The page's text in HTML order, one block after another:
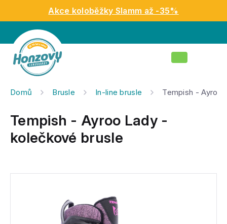
obsah
Akce koloběžky Slamm až -35%
Nákupní
Domů Brusle In-line brusle Tempish - Ayroo
Tempish - Ayroo Lady -
kolečkové brusle